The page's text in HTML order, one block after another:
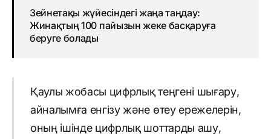
Зейнетақы жүйесіндегі жаңа таңдау:
Жинақтың 100 пайызын жеке басқаруға
беруге болады
Қаулы жобасы цифрлық теңгені шығару,
айналымға енгізу және өтеу ережелерін,
оның ішінде цифрлық шоттарды ашу,